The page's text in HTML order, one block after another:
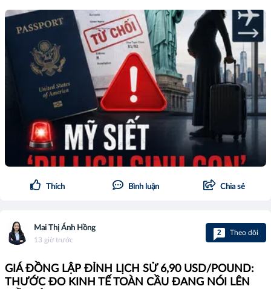
Thích Bình luận Chia sẻ
Mai Thị Ánh Hồng
13 giờ trước
2 Theo dõi
GIÁ ĐỒNG LẬP ĐỈNH LỊCH SỬ 6,90 USD/POUND:
THƯỚC ĐO KINH TẾ TOÀN CẦU ĐANG NÓI LÊN